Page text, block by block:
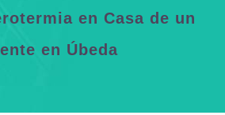
en Casa de un
en Úbeda